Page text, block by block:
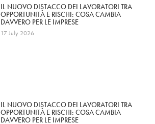
IL NUOVO DISTACCO DEI LAVORATORI TRA
OPPORTUNITÀ E RISCHI: COSA CAMBIA
DAVVERO PER LE IMPRESE
17 July 2026
IL NUOVO DISTACCO DEI LAVORATORI TRA
OPPORTUNITÀ E RISCHI: COSA CAMBIA
DAVVERO PER LE IMPRESE